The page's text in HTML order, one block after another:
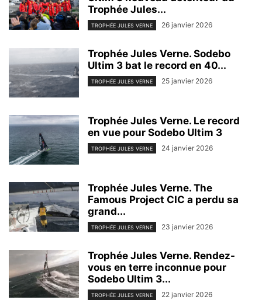
Trophée Jules...
TROPHÉE JULES VERNE 26 janvier 2026
Trophée Jules Verne. Sodebo
Ultim 3 bat le record en 40...
TROPHÉE JULES VERNE 25 janvier 2026
Trophée Jules Verne. Le record
en vue pour Sodebo Ultim 3
TROPHÉE JULES VERNE 24 janvier 2026
Trophée Jules Verne. The
Famous Project CIC a perdu sa
grand...
TROPHÉE JULES VERNE 23 janvier 2026
Trophée Jules Verne. Rendez-
vous en terre inconnue pour
Sodebo Ultim 3...
TROPHÉE JULES VERNE 22 janvier 2026